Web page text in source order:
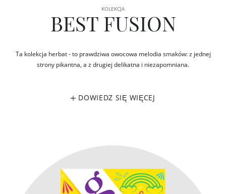
KOLEKCJA
BEST FUSION
Ta kolekcja herbat - to prawdziwa owocowa melodia smaków: z jednej
strony pikantna, a z drugiej delikatna i niezapomniana.
DOWIEDZ SIĘ WIĘCEJ